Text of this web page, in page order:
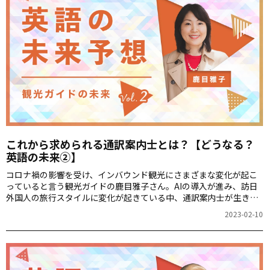
これから求められる通訳案内士とは？【どうなる？
英語の未来②】
コロナ禍の影響を受け、インバウンド観光にさまざまな変化が起こ
っていると言う観光ガイドの鹿目雅子さん。AIの導入が進み、訪日
外国人の旅行スタイルに変化が起きている中、通訳案内士が生き残
2023-02-10